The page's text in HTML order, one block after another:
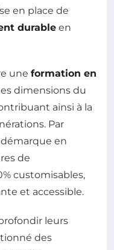
en place de
durable en
une formation en
dimensions du
ainsi à la
Par
en
de
customisables,
et accessible.
leurs
des